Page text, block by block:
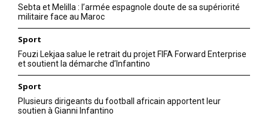
Sebta et Melilla : l’armée espagnole doute de sa supériorité
militaire face au Maroc
Sport
Fouzi Lekjaa salue le retrait du projet FIFA Forward Enterprise
et soutient la démarche d’Infantino
Sport
Plusieurs dirigeants du football africain apportent leur
soutien à Gianni Infantino